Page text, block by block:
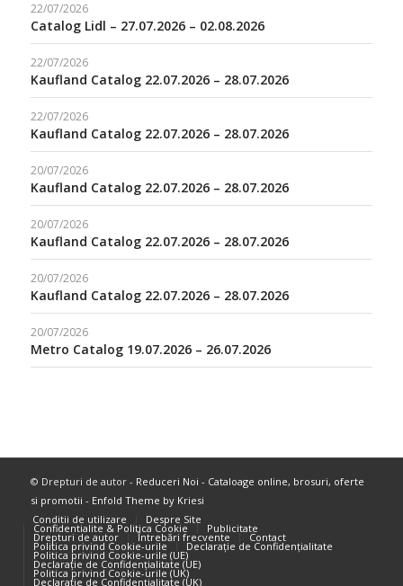
22/07/2026
Catalog Lidl – 27.07.2026 – 02.08.2026
22/07/2026
Kaufland Catalog 22.07.2026 – 28.07.2026
22/07/2026
Kaufland Catalog 22.07.2026 – 28.07.2026
20/07/2026
Kaufland Catalog 22.07.2026 – 28.07.2026
20/07/2026
Kaufland Catalog 22.07.2026 – 28.07.2026
20/07/2026
Kaufland Catalog 22.07.2026 – 28.07.2026
20/07/2026
Metro Catalog 19.07.2026 – 26.07.2026
© Drepturi de autor - Reduceri Noi - Cataloage online, brosuri, oferte
si promotii - Enfold Theme by Kriesi
Conditii de utilizare
Despre Site
Confidentialite & Politica Cookie Publicitate
Drepturi de autor Întrebări frecvente Contact
Politica privind Cookie-urile Declarație de Confidențialitate
Politica privind Cookie-urile (UE)
Declarație de Confidențialitate (UE)
Politica privind Cookie-urile (UK)
Declarație de Confidențialitate (UK)